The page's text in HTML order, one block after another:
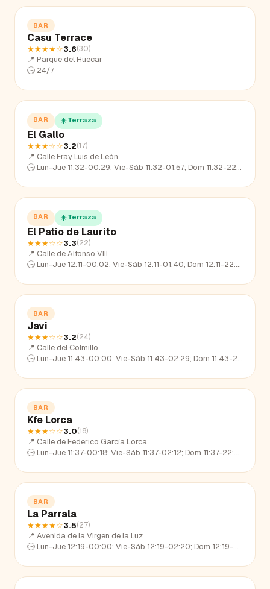
BAR
Casu Terrace
★★★★☆3.6(30)
📍 Parque del Huécar
🕒 24/7
BAR ☀️ Terraza
El Gallo
★★★☆☆3.2(17)
📍 Calle Fray Luis de León
🕒 Lun-Jue 11:32-00:29; Vie-Sáb 11:32-01:57; Dom 11:32-22:30
BAR ☀️ Terraza
El Patio de Laurito
★★★☆☆3.3(22)
📍 Calle de Alfonso VIII
🕒 Lun-Jue 12:11-00:02; Vie-Sáb 12:11-01:40; Dom 12:11-22:51
BAR
Javi
★★★☆☆3.2(24)
📍 Calle del Colmillo
🕒 Lun-Jue 11:43-00:00; Vie-Sáb 11:43-02:29; Dom 11:43-23:19
BAR
Kfe Lorca
★★★☆☆3.0(18)
📍 Calle de Federico García Lorca
🕒 Lun-Jue 11:37-00:18; Vie-Sáb 11:37-02:12; Dom 11:37-22:58
BAR
La Parrala
★★★★☆3.5(27)
📍 Avenida de la Virgen de la Luz
🕒 Lun-Jue 12:19-00:00; Vie-Sáb 12:19-02:20; Dom 12:19-22:47